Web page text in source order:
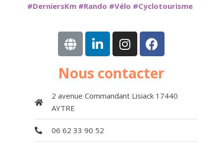
#DerniersKm #Rando #Vélo #Cyclotourisme
Nous contacter
2 avenue Commandant Lisiack 17440
AYTRE
06 62 33 90 52